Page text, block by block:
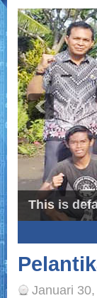
This is
4
Januari